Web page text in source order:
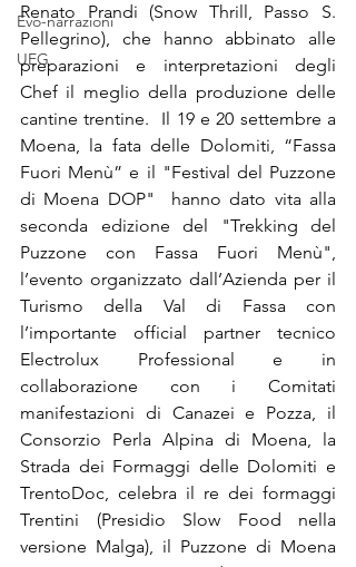
Evo-narrazioni
UEG
Renato Prandi (Snow Thrill, Passo S.
Pellegrino), che hanno abbinato alle
preparazioni e interpretazioni degli
Chef il meglio della produzione delle
cantine trentine.  Il 19 e 20 settembre a
Moena, la fata delle Dolomiti, “Fassa
Fuori Menù” e il "Festival del Puzzone
di Moena DOP"  hanno dato vita alla
seconda edizione del "Trekking del
Puzzone con Fassa Fuori Menù",
l’evento organizzato dall’Azienda per il
Turismo della Val di Fassa con
l’importante official partner tecnico
Electrolux Professional e in
collaborazione con i Comitati
manifestazioni di Canazei e Pozza, il
Consorzio Perla Alpina di Moena, la
Strada dei Formaggi delle Dolomiti e
TrentoDoc, celebra il re dei formaggi
Trentini (Presidio Slow Food nella
versione Malga), il Puzzone di Moena